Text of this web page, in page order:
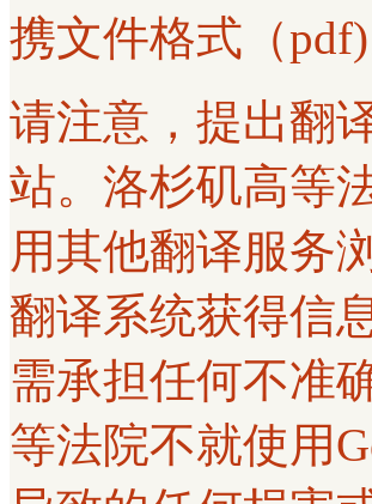
携文件格式（pdf)
请注意，提出翻
站。洛杉矶高等
用其他翻译服务
翻译系统获得信
需承担任何不准
等法院不就使用